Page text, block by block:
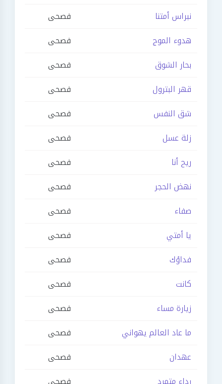
نبراس أمتنا
فصحى
هدوء الموج
فصحى
بحار الشوق
فصحى
قهر البترول
فصحى
شق النفس
فصحى
زلة عسل
فصحى
ريح أنا
فصحى
نهض الحجر
فصحى
صفاء
فصحى
يا أمتي
فصحى
فداؤك
فصحى
كانت
فصحى
زيارة مساء
فصحى
ما عاد العالم يهواني
فصحى
عهدان
فصحى